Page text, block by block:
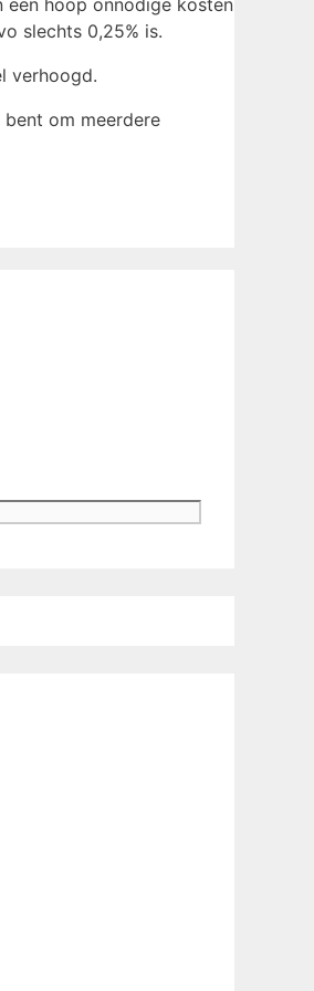
hoop onnodige kosten
slechts 0,25% is.
verhoogd.
om meerdere